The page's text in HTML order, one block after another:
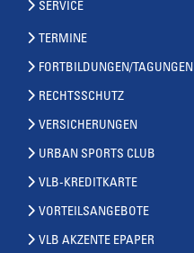
SERVICE
TERMINE
FORTBILDUNGEN/TAGUNGEN
RECHTSSCHUTZ
VERSICHERUNGEN
URBAN SPORTS CLUB
VLB-KREDITKARTE
VORTEILSANGEBOTE
VLB AKZENTE EPAPER